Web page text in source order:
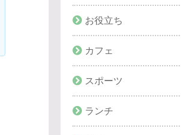
お役立ち
カフェ
スポーツ
ランチ